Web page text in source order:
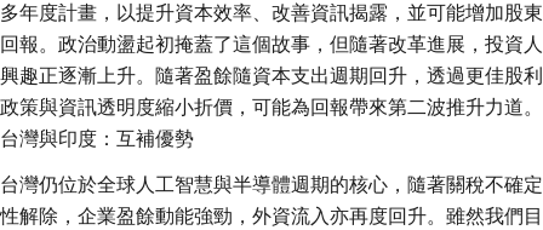
多年度計畫，以提升資本效率、改善資訊揭露，並可能增加股東
回報。政治動盪起初掩蓋了這個故事，但隨著改革進展，投資人
興趣正逐漸上升。隨著盈餘隨資本支出週期回升，透過更佳股利
政策與資訊透明度縮小折價，可能為回報帶來第二波推升力道。
台灣與印度：互補優勢
台灣仍位於全球人工智慧與半導體週期的核心，隨著關稅不確定
性解除，企業盈餘動能強勁，外資流入亦再度回升。雖然我們目